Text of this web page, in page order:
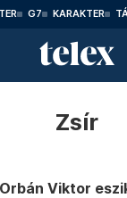
G7 KARAKTER
Zsír
Orbán Viktor